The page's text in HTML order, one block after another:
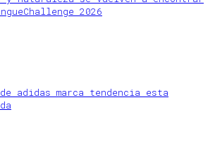
2026
adidas marca tendencia esta